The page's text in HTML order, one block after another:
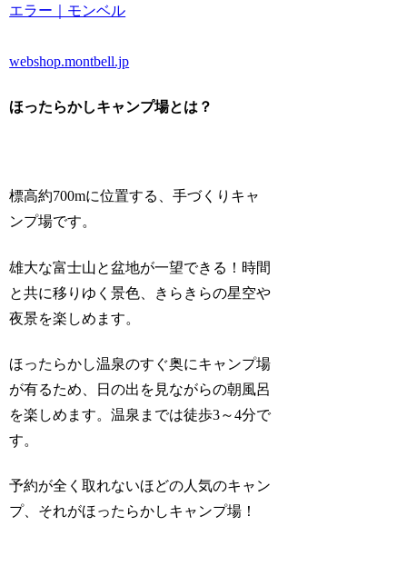
エラー｜モンベル
webshop.montbell.jp
ほったらかしキャンプ場とは？
標高約700mに位置する、手づくりキャ
ンプ場です。
雄大な富士山と盆地が一望できる！時間
と共に移りゆく景色、きらきらの星空や
夜景を楽しめます。
ほったらかし温泉のすぐ奥にキャンプ場
が有るため、日の出を見ながらの朝風呂
を楽しめます。温泉までは徒歩3～4分で
す。
予約が全く取れないほどの人気のキャン
プ、それがほったらかしキャンプ場！